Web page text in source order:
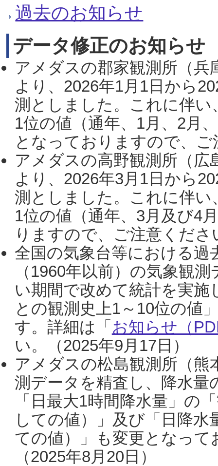
過去のお知らせ
データ修正のお知らせ
アメダスの郡家観測所（
より、2026年1月1日から
測としました。これに伴い
1位の値（通年、1月、2月
となっておりますので、
アメダスの高野観測所（
より、2026年3月1日から
測としました。これに伴い
1位の値（通年、3月及び4
りますので、ご注意くだ
全国の気象台等における過
（1960年以前）の気象観
い期間で改めて統計を実
との観測史上1～10位の値
す。詳細は「 お知らせ（
い。（2025年9月17日）
アメダスの松島観測所（熊
測データを精査し、降水
「日最大1時間降水量」の
しての値）」及び「日降
ての値）」も変更となっ
（2025年8月20日）